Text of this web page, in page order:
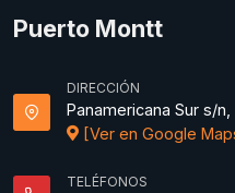
Puerto Montt
DIRECCIÓN
Panamericana Sur s/
[Ver en Google
TELÉFONOS